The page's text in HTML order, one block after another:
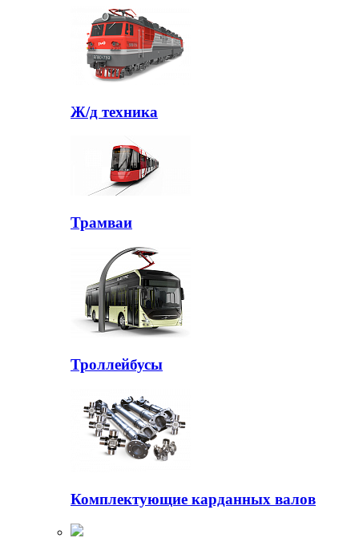
Ж/д техника
Трамваи
Троллейбусы
Комплектующие карданных валов